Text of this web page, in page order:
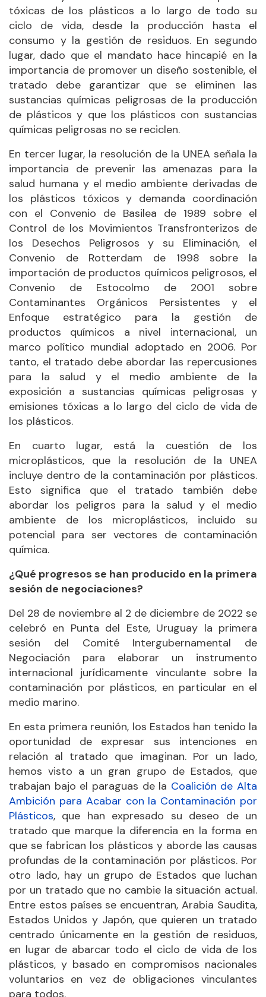
tóxicas de los plásticos a lo largo de todo su
ciclo de vida, desde la producción hasta el
consumo y la gestión de residuos. En segundo
lugar, dado que el mandato hace hincapié en la
importancia de promover un diseño sostenible, el
tratado debe garantizar que se eliminen las
sustancias químicas peligrosas de la producción
de plásticos y que los plásticos con sustancias
químicas peligrosas no se reciclen.
En tercer lugar, la resolución de la UNEA señala la
importancia de prevenir las amenazas para la
salud humana y el medio ambiente derivadas de
los plásticos tóxicos y demanda coordinación
con el Convenio de Basilea de 1989 sobre el
Control de los Movimientos Transfronterizos de
los Desechos Peligrosos y su Eliminación, el
Convenio de Rotterdam de 1998 sobre la
importación de productos químicos peligrosos, el
Convenio de Estocolmo de 2001 sobre
Contaminantes Orgánicos Persistentes y el
Enfoque estratégico para la gestión de
productos químicos a nivel internacional, un
marco político mundial adoptado en 2006. Por
tanto, el tratado debe abordar las repercusiones
para la salud y el medio ambiente de la
exposición a sustancias químicas peligrosas y
emisiones tóxicas a lo largo del ciclo de vida de
los plásticos.
En cuarto lugar, está la cuestión de los
microplásticos, que la resolución de la UNEA
incluye dentro de la contaminación por plásticos.
Esto significa que el tratado también debe
abordar los peligros para la salud y el medio
ambiente de los microplásticos, incluido su
potencial para ser vectores de contaminación
química.
¿Qué progresos se han producido en la primera
sesión de negociaciones?
Del 28 de noviembre al 2 de diciembre de 2022 se
celebró en Punta del Este, Uruguay la primera
sesión del Comité Intergubernamental de
Negociación para elaborar un instrumento
internacional jurídicamente vinculante sobre la
contaminación por plásticos, en particular en el
medio marino.
En esta primera reunión, los Estados han tenido la
oportunidad de expresar sus intenciones en
relación al tratado que imaginan. Por un lado,
hemos visto a un gran grupo de Estados, que
trabajan bajo el paraguas de la Coalición de Alta
Ambición para Acabar con la Contaminación por
Plásticos, que han expresado su deseo de un
tratado que marque la diferencia en la forma en
que se fabrican los plásticos y aborde las causas
profundas de la contaminación por plásticos. Por
otro lado, hay un grupo de Estados que luchan
por un tratado que no cambie la situación actual.
Entre estos países se encuentran, Arabia Saudita,
Estados Unidos y Japón, que quieren un tratado
centrado únicamente en la gestión de residuos,
en lugar de abarcar todo el ciclo de vida de los
plásticos, y basado en compromisos nacionales
voluntarios en vez de obligaciones vinculantes